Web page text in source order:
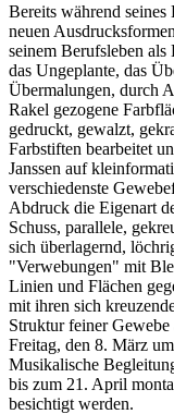
Bereits während seines
neuen
seinem Berufsleben
das Ungeplante, das
Übermalungen, durch
Rakel gezogene
gedruckt, gewalzt,
Farbstiften bearbeitet
Janssen auf
verschiedenste
Abdruck die Eigenart
Schuss, parallele,
sich überlagernd,
"Verwebungen" mit
Linien und Flächen
mit ihren sich
Struktur feiner
Freitag, den 8. März
Musikalische
bis zum 21. April
besichtigt werden.